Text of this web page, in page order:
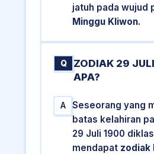
jatuh pada wujud
Minggu Kliwon.
Q
ZODIAK 29
APA?
A
Seseorang yang
batas kelahiran
29 Juli 1900
mendapat zodiak